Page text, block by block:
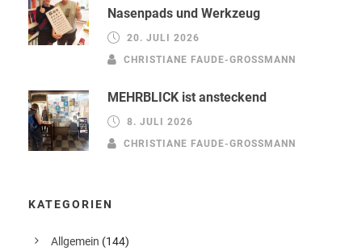
Nasenpads und Werkzeug
20. JULI 2026
CHRISTIANE FAUDE-GROSSMANN
MEHRBLICK ist ansteckend
8. JULI 2026
CHRISTIANE FAUDE-GROSSMANN
KATEGORIEN
Allgemein (144)